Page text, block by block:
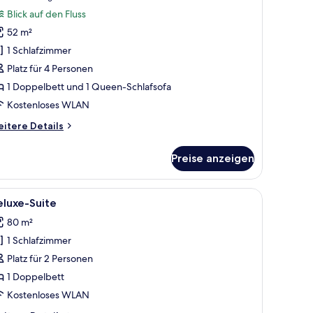
Bewertung)
Blick auf den Fluss
52 m²
1 Schlafzimmer
Platz für 4 Personen
1 Doppelbett und 1 Queen-Schlafsofa
Kostenloses WLAN
Details
Preise anzeigen
einer Sitzecke mit zwei Sesseln, einem Schreibtisch, einem Schminktisch
Deluxe-Suite | Hochwertige Bettwaren,
13 Suite
80 m²
1 Schlafzimmer
Platz für 2 Personen
1 Doppelbett
Kostenloses WLAN